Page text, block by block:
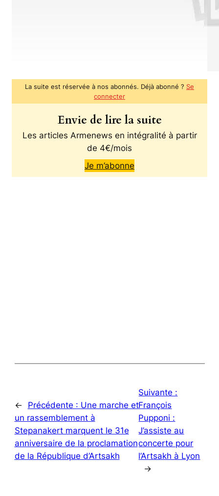
La suite est réservée à nos abonnés. Déjà abonné ? Se
connecter
Envie de lire la suite
Les articles Armenews en intégralité à partir
de 4€/mois
Je m’abonne
← Précédente : Une marche et
un rassemblement à
Stepanakert marquent le 31e
anniversaire de la proclamation
de la République d’Artsakh
Suivante :
François
Pupponi :
J’assiste au
concerte pour
l’Artsakh à Lyon
→